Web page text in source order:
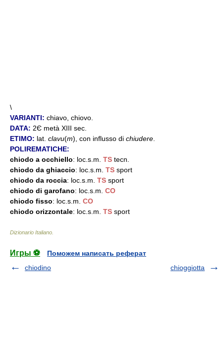
\
VARIANTI: chiavo, chiovo.
DATA: 2Є metà XIII sec.
ETIMO: lat. clavu(m), con influsso di chiudere
POLIREMATICHE:
chiodo a occhiello: loc.s.m. TS tecn.
chiodo da ghiaccio: loc.s.m. TS sport
chiodo da roccia: loc.s.m. TS sport
chiodo di garofano: loc.s.m. CO
chiodo fisso: loc.s.m. CO
chiodo orizzontale: loc.s.m. TS sport
Dizionario Italiano
Игры ⚽
Поможем написать реферат
chiodino
chioggiotta